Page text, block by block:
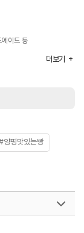
이드 등
더보기
양평맛있는빵